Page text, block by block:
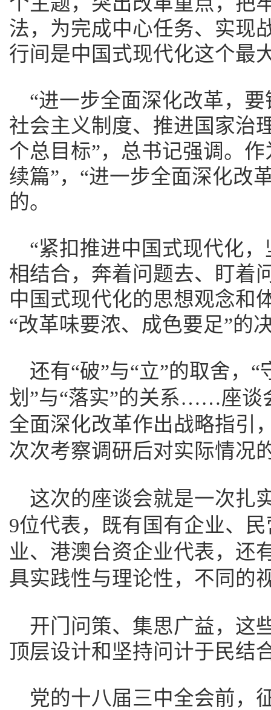
法，为完成中心任务、实现
行间是中国式现代化这个最
“进一步全面深化改革，
社会主义制度、推进国家治
个总目标”，总书记强调。
续篇”，“进一步全面深化改
的。
“紧扣推进中国式现代化
相结合，奔着问题去、盯着
中国式现代化的思想观念和
“改革味要浓、成色要足”的
还有“破”与“立”的取舍，
划”与“落实”的关系……座谈
全面深化改革作出战略指引
次次考察调研后对实际情况
这次的座谈会就是一次扎
9位代表，既有国有企业、
业、港澳台资企业代表，还
具实践性与理论性，不同的
开门问策、集思广益，这
顶层设计和坚持问计于民结
党的十八届三中全会前，